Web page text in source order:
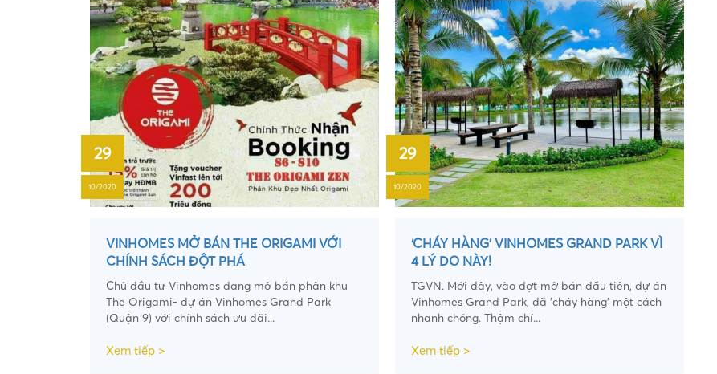
29
10/2020
VINHOMES MỞ BÁN THE ORIGAMI VỚI
CHÍNH SÁCH ĐỘT PHÁ
Chủ đầu tư Vinhomes đang mở bán phân khu
The Origami- dự án Vinhomes Grand Park
(Quận 9) với chính sách ưu đãi...
Xem tiếp >
29
10/2020
‘CHÁY HÀNG’ VINHOMES GRAND PARK VÌ
4 LÝ DO NÀY!
TGVN. Mới đây, vào đợt mở bán đầu tiên, dự án
Vinhomes Grand Park, đã 'cháy hàng' một cách
nhanh chóng. Thậm chí...
Xem tiếp >